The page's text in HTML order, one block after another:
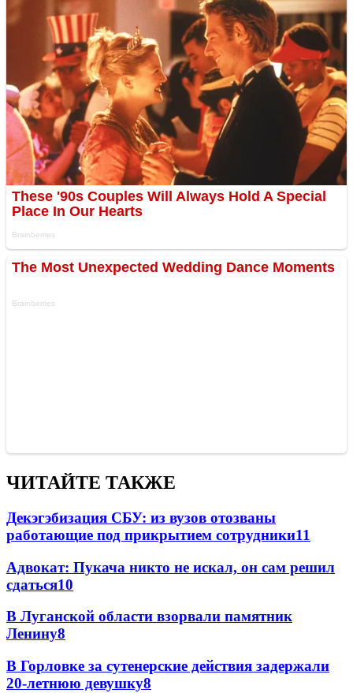
ЧИТАЙТЕ ТАКЖЕ
Декэгэбизация СБУ: из вузов отозваны
работающие под прикрытием сотрудники11
Адвокат: Пукача никто не искал, он сам решил
сдаться10
В Луганской области взорвали памятник
Ленину8
В Горловке за сутенерские действия задержали
20-летнюю девушку8